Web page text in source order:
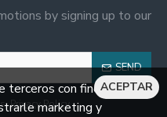
by signing up to our
SEND
Privacy Policy
ACEPTAR
terceros con fines de
marketing y